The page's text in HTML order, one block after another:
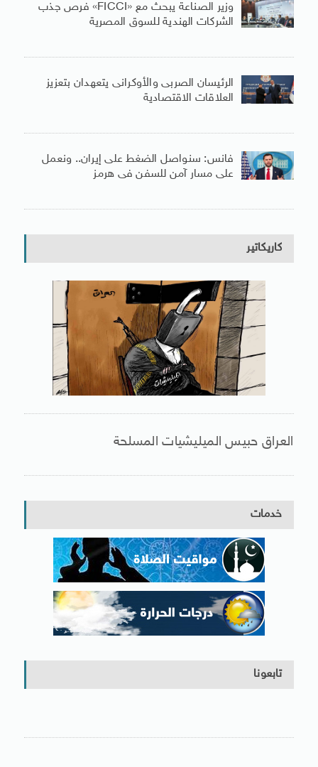
وزير الصناعة يبحث مع «FICCI» فرص جذب
الشركات الهندية للسوق المصرية
الرئيسان الصربى والأوكرانى يتعهدان بتعزيز
العلاقات الاقتصادية
فانس: سنواصل الضغط على إيران.. ونعمل
على مسار آمن للسفن فى هرمز
كاريكاتير
العراق حبيس الميليشيات المسلحة
خدمات
تابعونا